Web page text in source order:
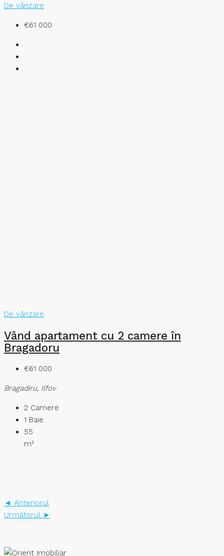
De vânzare
€61 000
De vânzare
Vând apartament cu 2 camere în
Bragadoru
€61 000
Bragadiru, Ilfov
2 Camere
1 Baie
55
m²
◄ Anteriorul
Următorul ►